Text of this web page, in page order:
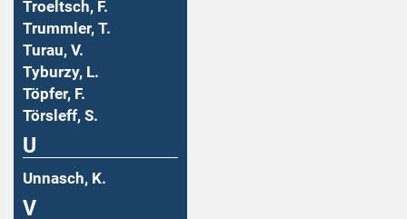
Troeltsch, F.
Trummler, T.
Turau, V.
Tyburzy, L.
Töpfer, F.
Törsleff, S.
U
Unnasch, K.
V